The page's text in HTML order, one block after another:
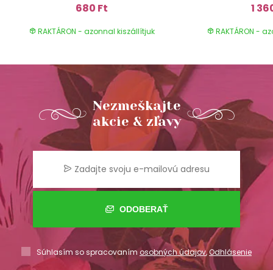
680 Ft
RAKTÁRON - azonnal kiszállítjuk
1
RAKTÁRON -
Nezmeškajte
akcie & zľavy
ODOBERAŤ
Súhlasím so spracovaním osobných údajov,Odhlásenie